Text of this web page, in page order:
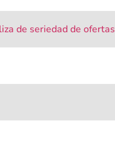
de seriedad de ofertas